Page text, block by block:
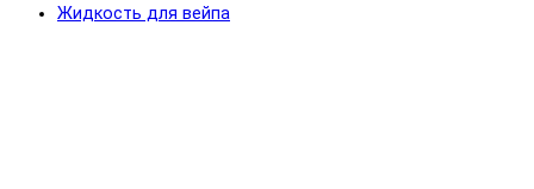
Жидкость для вейпа